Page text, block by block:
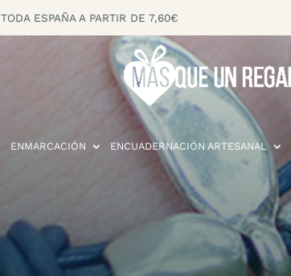
ESPAÑA A PARTIR DE 7,60€
ENMARCACIÓN ENCUADERNACIÓN ARTESANAL